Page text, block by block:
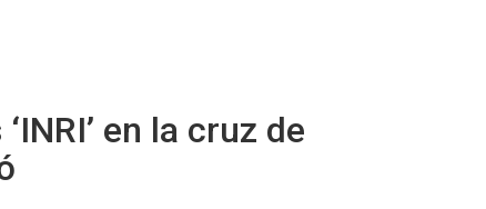
en la cruz de